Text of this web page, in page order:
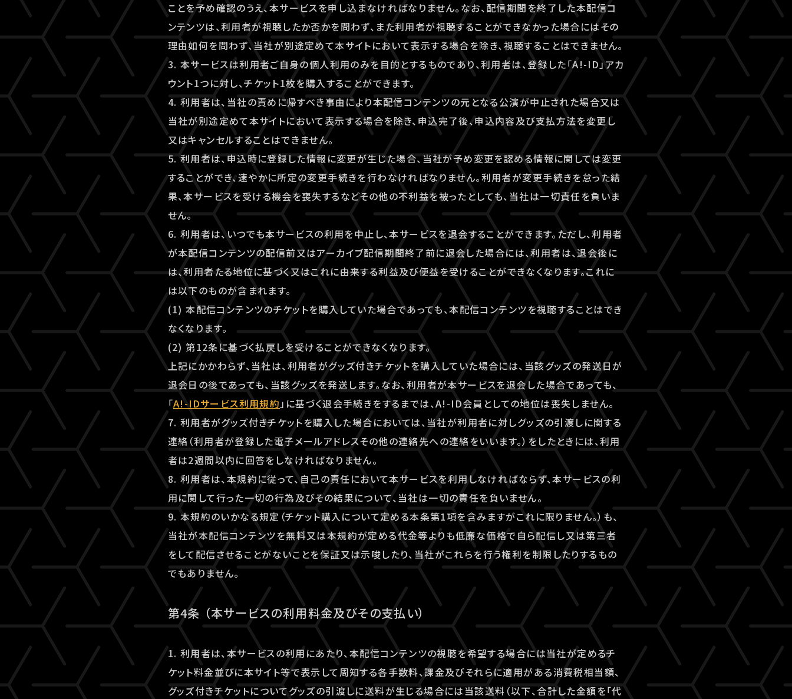
ことを予め確認のうえ、本サービスを申し込まなければなりません。なお、配信期間を終了した本配信コ
ンテンツは、利用者が視聴したか否かを問わず、また利用者が視聴することができなかった場合にはその
理由如何を問わず、当社が別途定めて本サイトにおいて表示する場合を除き、視聴することはできません。
3. 本サービスは利用者ご自身の個人利用のみを目的とするものであり、利用者は、登録した「A!-ID」アカ
ウント1つに対し、チケット1枚を購入することができます。
4. 利用者は、当社の責めに帰すべき事由により本配信コンテンツの元となる公演が中止された場合又は
当社が別途定めて本サイトにおいて表示する場合を除き、申込完了後、申込内容及び支払方法を変更し
又はキャンセルすることはできません。
5. 利用者は、申込時に登録した情報に変更が生じた場合、当社が予め変更を認める情報に関しては変更
することができ、速やかに所定の変更手続きを行わなければなりません。利用者が変更手続きを怠った結
果、本サービスを受ける機会を喪失するなどその他の不利益を被ったとしても、当社は一切責任を負いま
せん。
6. 利用者は、いつでも本サービスの利用を中止し、本サービスを退会することができます。ただし、利用者
が本配信コンテンツの配信前又はアーカイブ配信期間終了前に退会した場合には、利用者は、退会後に
は、利用者たる地位に基づく又はこれに由来する利益及び便益を受けることができなくなります。これに
は以下のものが含まれます。
(1) 本配信コンテンツのチケットを購入していた場合であっても、本配信コンテンツを視聴することはでき
なくなります。
(2) 第12条に基づく払戻しを受けることができなくなります。
上記にかかわらず、当社は、利用者がグッズ付きチケットを購入していた場合には、当該グッズの発送日が
退会日の後であっても、当該グッズを発送します。なお、利用者が本サービスを退会した場合であっても、
「A!-IDサービス利用規約」に基づく退会手続きをするまでは、A!-ID会員としての地位は喪失しません。
7. 利用者がグッズ付きチケットを購入した場合においては、当社が利用者に対しグッズの引渡しに関する
連絡（利用者が登録した電子メールアドレスその他の連絡先への連絡をいいます。）をしたときには、利用
者は2週間以内に回答をしなければなりません。
8. 利用者は、本規約に従って、自己の責任において本サービスを利用しなければならず、本サービスの利
用に関して行った一切の行為及びその結果について、当社は一切の責任を負いません。
9. 本規約のいかなる規定（チケット購入について定める本条第1項を含みますがこれに限りません。）も、
当社が本配信コンテンツを無料又は本規約が定める代金等よりも低廉な価格で自ら配信し又は第三者
をして配信させることがないことを保証又は示唆したり、当社がこれらを行う権利を制限したりするもの
でもありません。
第4条 （本サービスの利用料金及びその支払い）
1. 利用者は、本サービスの利用にあたり、本配信コンテンツの視聴を希望する場合には当社が定めるチ
ケット料金並びに本サイト等で表示して周知する各手数料、課金及びそれらに適用がある消費税相当額、
グッズ付きチケットについてグッズの引渡しに送料が生じる場合には当該送料（以下、合計した金額を「代